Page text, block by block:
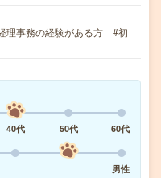
理事務の経験がある方 #初
40代 50代
60代
男性